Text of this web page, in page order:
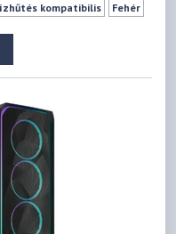
kompatibilis
Fehér